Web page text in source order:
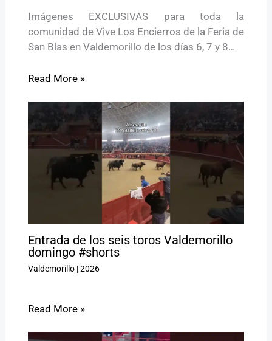
Imágenes EXCLUSIVAS para toda la
comunidad de Vive Los Encierros de la Feria de
San Blas en Valdemorillo de los días 6, 7 y 8…
Read More »
Entrada de los seis toros Valdemorillo
domingo #shorts
Valdemorillo|2026
Read More »